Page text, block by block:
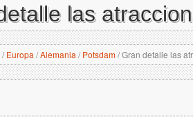
las
/ Europa /Alemania / Potsdam/Gran detalle las